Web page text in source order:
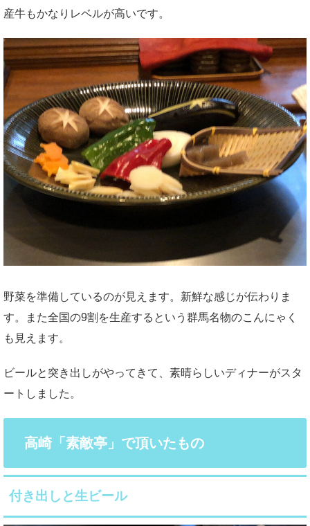
産牛もかなりレベルが高いです。
野菜を準備しているのが見えます。新鮮な感じが伝わりま
す。また全国の9割を生産するという群馬名物のこんにゃく
も見えます。
ビールと突き出しがやってきて、素晴らしいディナーがスタ
ートしました。
高崎「素敵亭」で頂いたもの
付き出しと生ビール